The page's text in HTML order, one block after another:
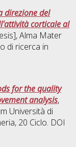
direzione del
corticale al
Alma Mater
di ricerca in
for the quality
analysis,
Università di
, 20 Ciclo. DOI